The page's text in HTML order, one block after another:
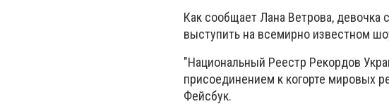
Как сообщает Лана Ветрова, девочка
выступить на всемирно известном
"Национальный Реестр Рекордов
присоединением к когорте мировых
Фейсбук.